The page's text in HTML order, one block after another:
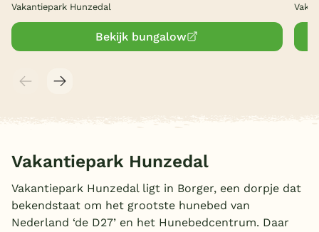
Vakantiepark Hunzedal
Bekijk bungalow
Vakantiepark Hunzedal
Vakantiepark Hunzedal ligt in Borger, een dorpje dat
bekendstaat om het grootste hunebed van
Nederland ‘de D27’ en het Hunebedcentrum. Daar